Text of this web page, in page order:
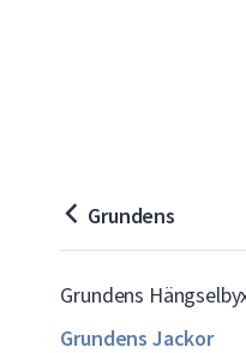
Grundens
Grundens
Grundens Jackor